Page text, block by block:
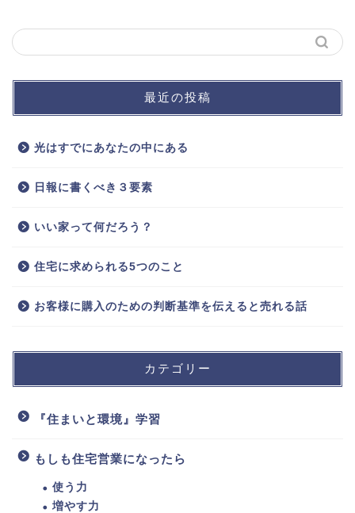
最近の投稿
光はすでにあなたの中にある
日報に書くべき３要素
いい家って何だろう？
住宅に求められる5つのこと
お客様に購入のための判断基準を伝えると売れる話
カテゴリー
『住まいと環境』学習
もしも住宅営業になったら
使う力
増やす力